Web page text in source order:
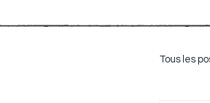
Tous les